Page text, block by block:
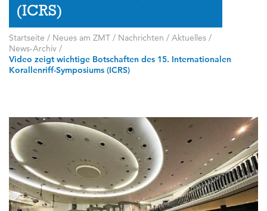
(ICRS)
Startseite / Neues am ZMT / Nachrichten / Aktuelles /
News-Archiv /
Video zeigt wichtige Botschaften des 15. Internationalen
Korallenriff-Symposiums (ICRS)